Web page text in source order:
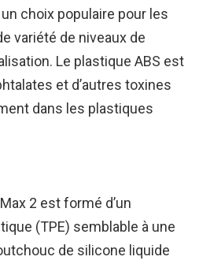
choix populaire pour les
variété de niveaux de
Le plastique ABS est
et d’autres toxines
dans les plastiques
2 est formé d’un
(TPE) semblable à une
de silicone liquide